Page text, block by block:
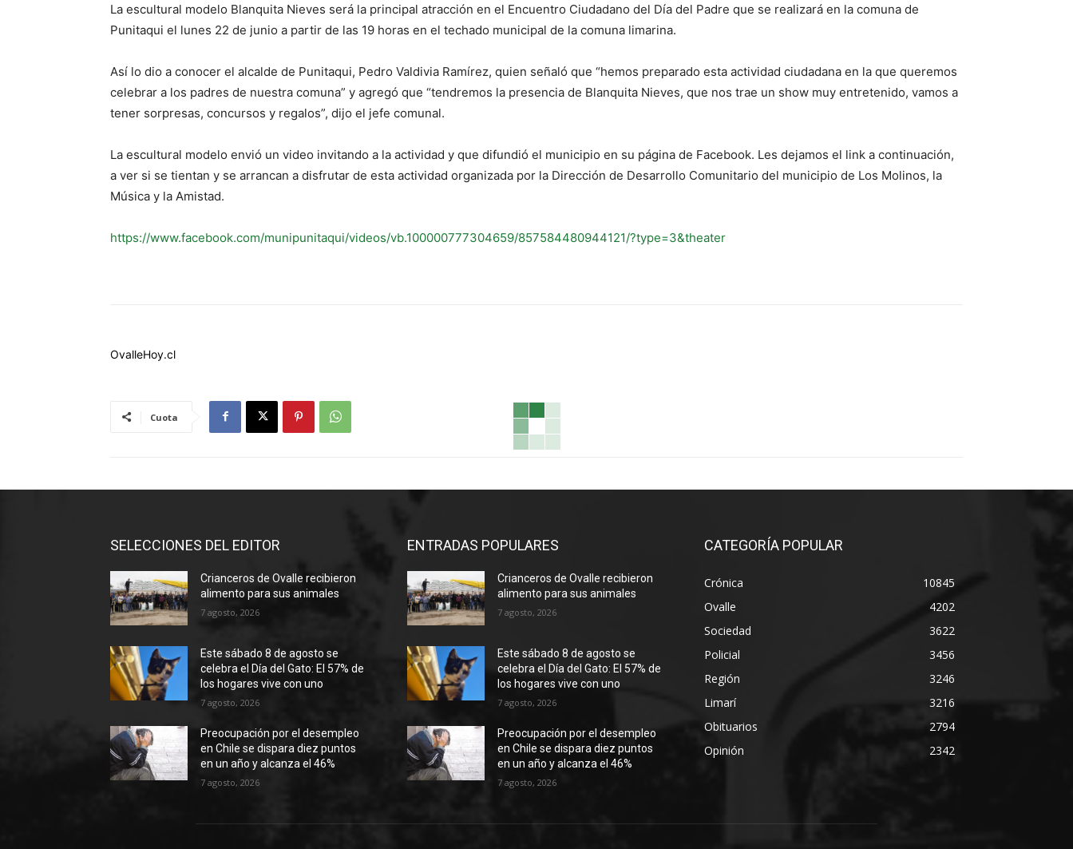
La escultural modelo Blanquita Nieves será la principal atracción en el Encuentro Ciudadano del Día del Padre que se realizará en la comuna de
Punitaqui el lunes 22 de junio a partir de las 19 horas en el techado municipal de la comuna limarina.
Así lo dio a conocer el alcalde de Punitaqui, Pedro Valdivia Ramírez, quien señaló que “hemos preparado esta actividad ciudadana en la que queremos
celebrar a los padres de nuestra comuna” y agregó que “tendremos la presencia de Blanquita Nieves, que nos trae un show muy entretenido, vamos a
tener sorpresas, concursos y regalos”, dijo el jefe comunal.
La escultural modelo envió un video invitando a la actividad y que difundió el municipio en su página de Facebook. Les dejamos el link a continuación,
a ver si se tientan y se arrancan a disfrutar de esta actividad organizada por la Dirección de Desarrollo Comunitario del municipio de Los Molinos, la
Música y la Amistad.
https://www.facebook.com/munipunitaqui/videos/vb.100000777304659/857584480944121/?type=3&theater
OvalleHoy.cl
Cuota
SELECCIONES DEL EDITOR
Crianceros de Ovalle recibieron
alimento para sus animales
7 agosto, 2026
Este sábado 8 de agosto se
celebra el Día del Gato: El 57% de
los hogares vive con uno
7 agosto, 2026
Preocupación por el desempleo
en Chile se dispara diez puntos
en un año y alcanza el 46%
7 agosto, 2026
ENTRADAS POPULARES
Crianceros de Ovalle recibieron
alimento para sus animales
7 agosto, 2026
Este sábado 8 de agosto se
celebra el Día del Gato: El 57% de
los hogares vive con uno
7 agosto, 2026
Preocupación por el desempleo
en Chile se dispara diez puntos
en un año y alcanza el 46%
7 agosto, 2026
CATEGORÍA POPULAR
Crónica
10845
Ovalle
4202
Sociedad
3622
Policial
3456
Región
3246
Limarí
3216
Obituarios
2794
Opinión
2342